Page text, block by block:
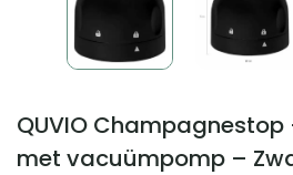
QUVIO
met vacuümpomp –